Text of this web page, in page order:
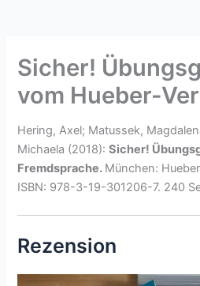
Sicher!
vom Hueber-
Hering, Axel; Matussek,
Michaela (2018):Sicher!
Fremdsprache. München:
ISBN: 978-3-19-301206-7. 240
Rezension